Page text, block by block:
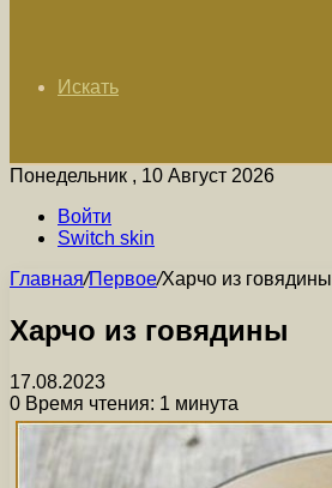
Искать
Понедельник , 10 Август 2026
Войти
Switch skin
Главная/Первое/Харчо из говядины
Харчо из говядины
17.08.2023
0 Время чтения: 1 минута